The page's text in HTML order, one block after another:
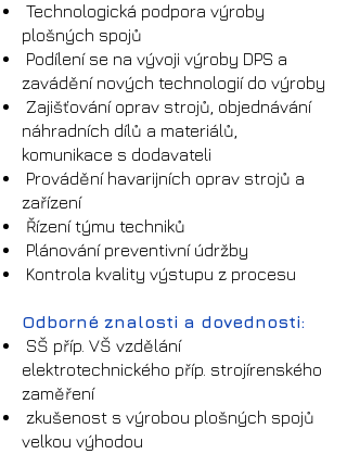
Technologická podpora výroby
plošných spojů
Podílení se na vývoji výroby DPS a
zavádění nových technologií do výroby
Zajišťování oprav strojů, objednávání
náhradních dílů a materiálů,
komunikace s dodavateli
Provádění havarijních oprav strojů a
zařízení
Řízení týmu techniků
Plánování preventivní údržby
Kontrola kvality výstupu z procesu
Odborné znalosti a dovednosti:
SŠ příp. VŠ vzdělání
elektrotechnického příp. strojírenského
zaměření
zkušenost s výrobou plošných spojů
velkou výhodou